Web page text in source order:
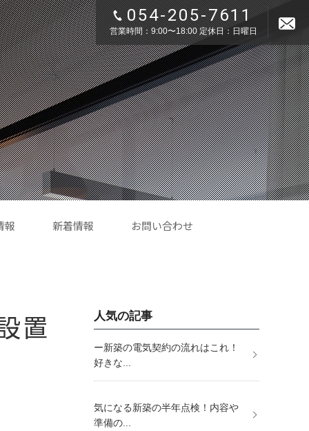
054-205-7611
営業時間：9:00〜18:00 定休日：日曜日
報 新着情報 お問い合わせ
置 人気の記事
ー新築の電気契約の流れはこれ！
好きな...
気になる新築の半年点検！内容や
準備の...